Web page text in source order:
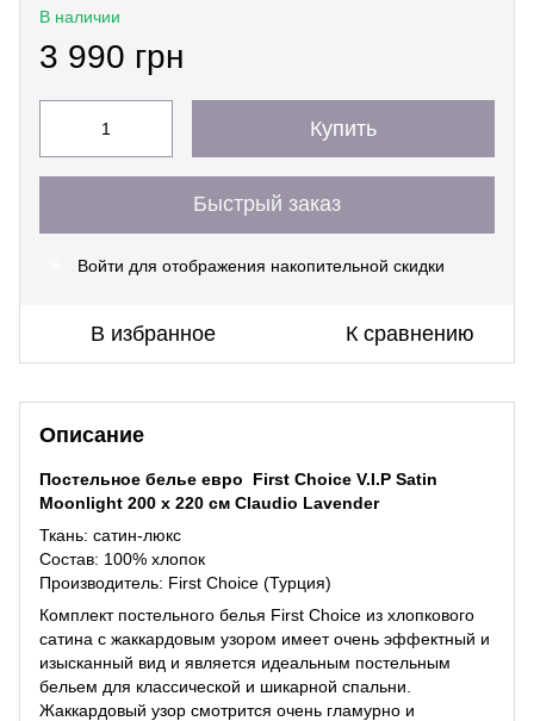
В наличии
3 990 грн
Купить
Быстрый заказ
Войти для отображения накопительной скидки
В избранное К сравнению
Описание
Постельное белье евро First Choice V.I.P Satin
Moonlight 200 х 220 см Claudio Lavender
Ткань: сатин-люкс
Состав: 100% хлопок
Производитель: First Choice (Турция)
Комплект постельного белья First Choice из хлопкового
сатина с жаккардовым узором имеет очень эффектный и
изысканный вид и является идеальным постельным
бельем для классической и шикарной спальни.
Жаккардовый узор смотрится очень гламурно и